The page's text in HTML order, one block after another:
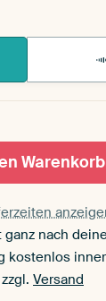
Warenkorb
nach
kostenlos
Versand